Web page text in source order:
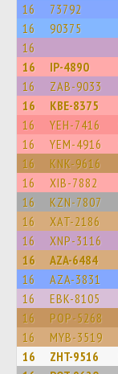
16 73792
16 90375
16
16 IP-4890
16 ZAB-9033
16 KBE-8375
16 YEH-7416
16 YEM-4916
16 KNK-9616
16 XIB-7882
16 KZN-7807
16 XAT-2186
16 XNP-3116
16 AZA-6484
16 AZA-3831
16 EBK-8105
16 POP-5268
16 MYB-3519
16 ZHT-9516